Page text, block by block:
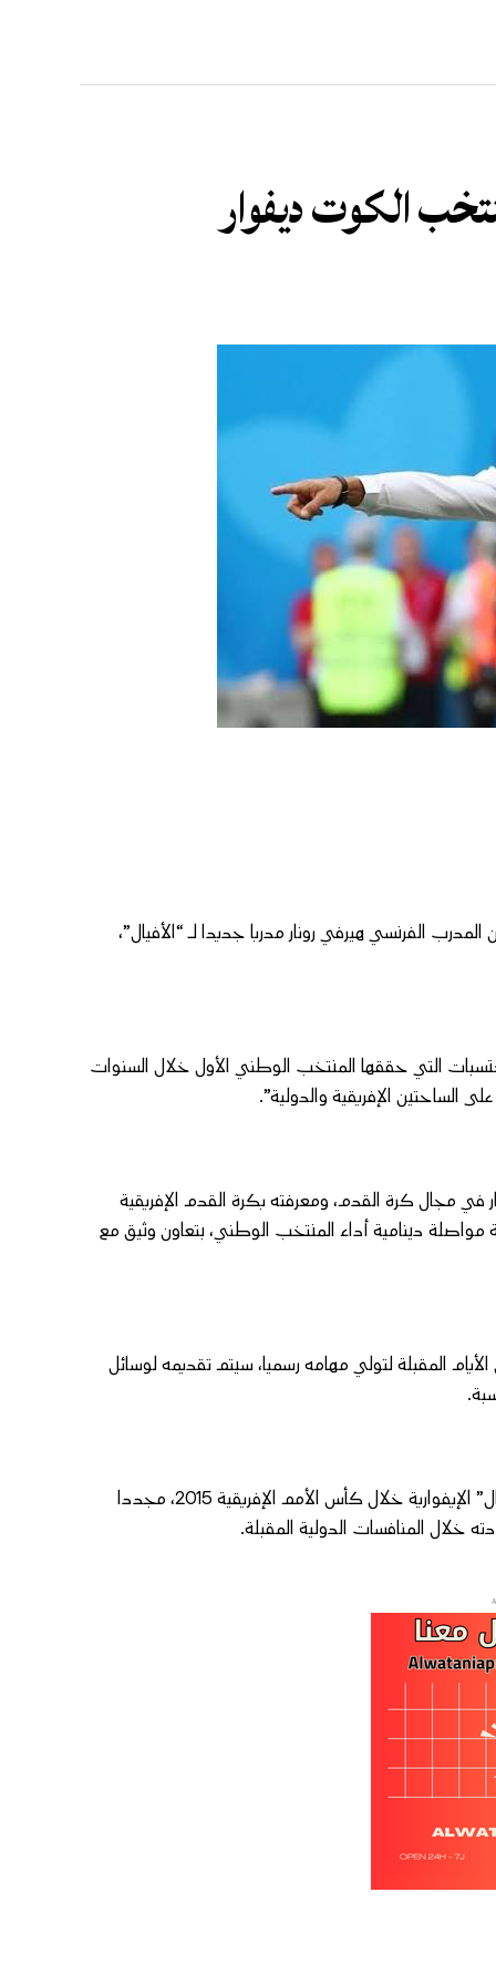
الكوت ديفوار
المدرب الفرنسي هيرفي رونار مدربا جديدا لـ “الأفيال”،
التي حققها المنتخب الوطني الأول خلال السنوات
الساحتين الإفريقية والدولية”.
في مجال كرة القدم، ومعرفته بكرة القدم الإفريقية
مواصلة دينامية أداء المنتخب الوطني، بتعاون وثيق مع
المقبلة لتولي مهامه رسميا، سيتم تقديمه لوسائل
وبذلك، سيعود هيرفي رونار، المتوج من قبل بلقب بطل إفريقيا مع “الأفيال” الإيفوارية خلال كأس الأمم الإفريقية 2015، مجددا
خلال المنافسات الدولية المقبلة.